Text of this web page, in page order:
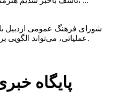
شورای فرهنگ عمومی اردبیل
عملیاتی، می‌تواند الگویی برای سایر استان‌های کشور باشد.
پایگاه